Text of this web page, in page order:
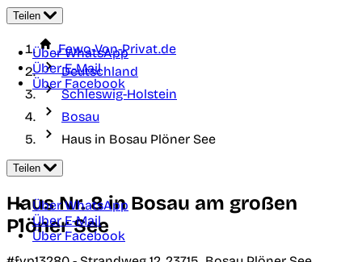
Teilen
Über WhatsApp
Über E-Mail
Über Facebook
Fewo-Von-Privat.de
Deutschland
Schleswig-Holstein
Bosau
Haus in Bosau Plöner See
Teilen
Über WhatsApp
Über E-Mail
Über Facebook
Haus Nr. 8 in Bosau am großen
Plöner See